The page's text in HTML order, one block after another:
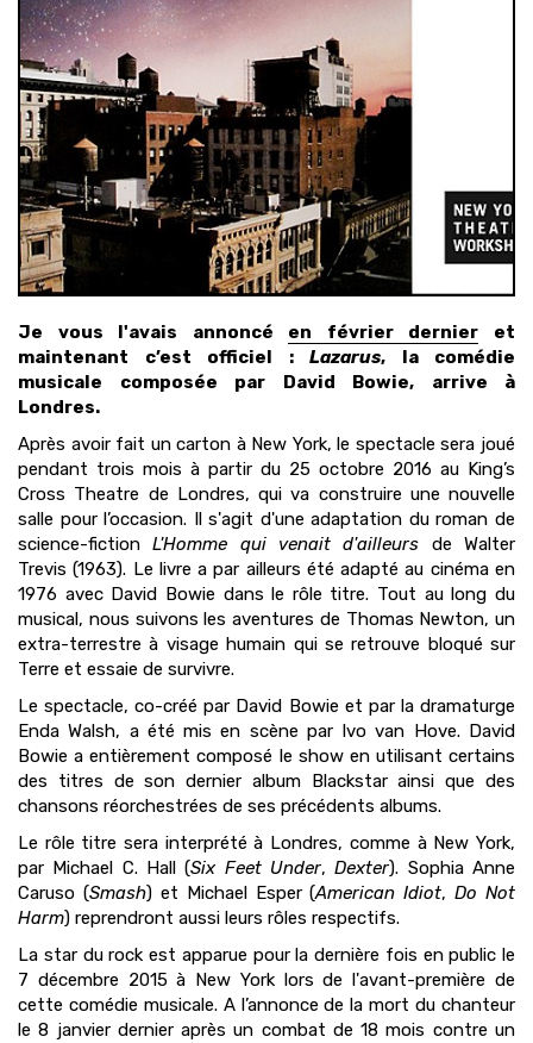
Je vous l'avais annoncé en février dernier et
maintenant c’est officiel : Lazarus, la comédie
musicale composée par David Bowie, arrive à
Londres.
Après avoir fait un carton à New York, le spectacle sera joué
pendant trois mois à partir du 25 octobre 2016 au King’s
Cross Theatre de Londres, qui va construire une nouvelle
salle pour l’occasion. Il s'agit d'une adaptation du roman de
science-fictionL'Homme qui venait d'ailleurs de Walter
Trevis (1963). Le livre a par ailleurs été adapté au cinéma en
1976 avec David Bowie dans le rôle titre. Tout au long du
musical, nous suivons les aventures de Thomas Newton, un
extra-terrestre à visage humain qui se retrouve bloqué sur
Terre et essaie de survivre.
Le spectacle, co-créé par David Bowie et par la dramaturge
Enda Walsh, a été mis en scène par Ivo van Hove. David
Bowie a entièrement composé le show en utilisant certains
des titres de son dernier album Blackstar ainsi que des
chansons réorchestrées de ses précédents albums.
Le rôle titre sera interprété à Londres, comme à New York,
par Michael C. Hall (Six Feet Under,Dexter). Sophia Anne
Caruso (Smash) et Michael Esper (American Idiot,Do Not
Harm) reprendront aussi leurs rôles respectifs.
La star du rock est apparue pour la dernière fois en public le
7 décembre 2015 à New York lors de l'avant-première de
cette comédie musicale. A l’annonce de la mort du chanteur
le 8 janvier dernier après un combat de 18 mois contre un